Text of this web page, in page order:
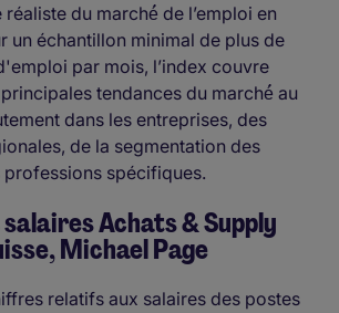
du marché́ de l’emploi en
un échantillon minimal de plus de
par mois, l’index couvre
tendances du marché́ au
dans les entreprises, des
de la segmentation des
professions spécifiques.
Achats & Supply
Michael Page
relatifs aux salaires des postes